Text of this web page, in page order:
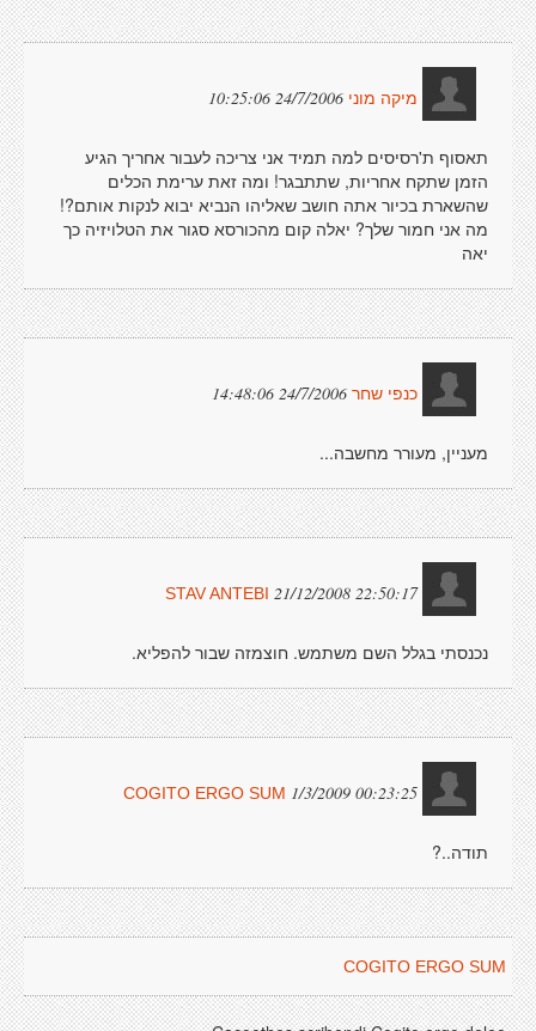
מיקה מוני 24/7/2006 10:25:06
תאסוף ת'רסיסים למה תמיד אני צריכה לעבור אחריך הגיע
הזמן שתקח אחריות, שתתבגר! ומה זאת ערימת הכלים
שהשארת בכיור אתה חושב שאליהו הנביא יבוא לנקות אותם?!
מה אני חמור שלך? יאלה קום מהכורסא סגור את הטלויזיה כך
יאה
כנפי שחר 24/7/2006 14:48:06
מעניין, מעורר מחשבה...
STAV ANTEBI 21/12/2008 22:50:17
נכנסתי בגלל השם משתמש. חוצמזה שבור להפליא.
COGITO ERGO SUM 1/3/2009 00:23:25
תודה..?
COGITO ERGO SUM